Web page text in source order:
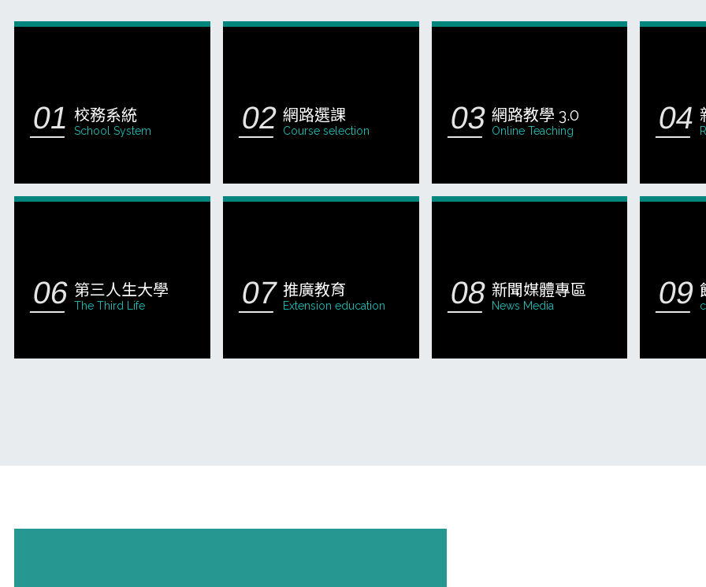
校務系統
School System
網路選課
Course selection
網路教學 3.0
Online Teaching
第三人生大學
The Third Life
推廣教育
Extension education
新聞媒體專區
News Media